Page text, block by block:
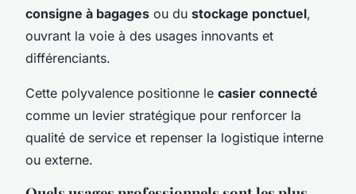
consigne à bagages ou du stockage ponctuel,
ouvrant la voie à des usages innovants et
différenciants.
Cette polyvalence positionne le casier connecté
comme un levier stratégique pour renforcer la
qualité de service et repenser la logistique interne
ou externe.